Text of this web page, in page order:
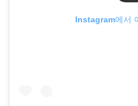
Instagram에서